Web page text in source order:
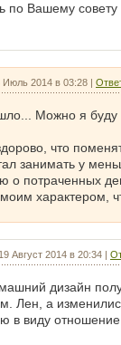
по Вашему
Июль 2014 в 03:28 |
Можно я
что
занимать у
о потраченных
характером,
19 Август 2014 в 20:34 |
дизайн
Лен, а
в виду